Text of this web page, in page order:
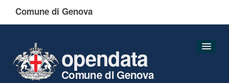
Comune di Genova
opendata
Comune di Genova